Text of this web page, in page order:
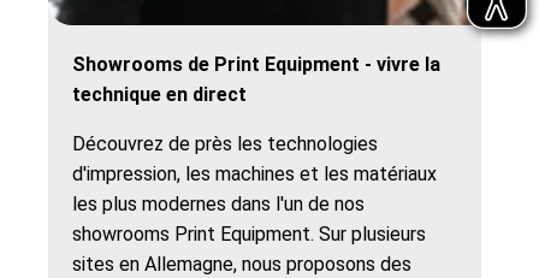
Showrooms de Print Equipment - vivre la
technique en direct
Découvrez de près les technologies
d'impression, les machines et les matériaux
les plus modernes dans l'un de nos
showrooms Print Equipment. Sur plusieurs
sites en Allemagne, nous proposons des